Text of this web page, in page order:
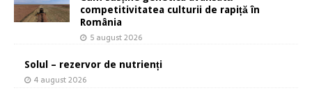
competitivitatea culturii de rapiță în
România
5 august 2026
Solul – rezervor de nutrienți
4 august 2026